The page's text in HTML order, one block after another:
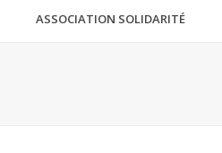
ASSOCIATION SOLIDARITÉ